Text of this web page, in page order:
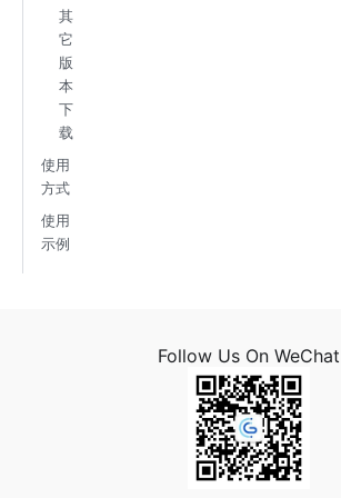
其
它
版
本
下
载
使用
方式
使用
示例
Follow Us On WeChat